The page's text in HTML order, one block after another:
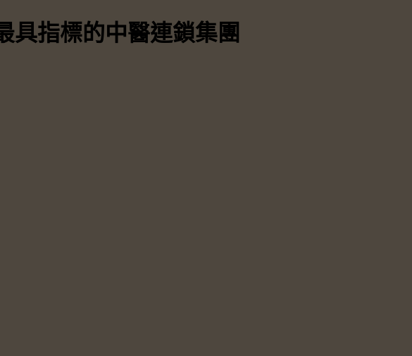
具指標的中醫連鎖集團